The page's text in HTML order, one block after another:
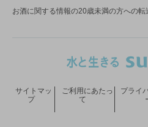
お酒に関する情報の20歳未満の方への転
サイトマッ
プ
ご利用にあたっ
て
プライ